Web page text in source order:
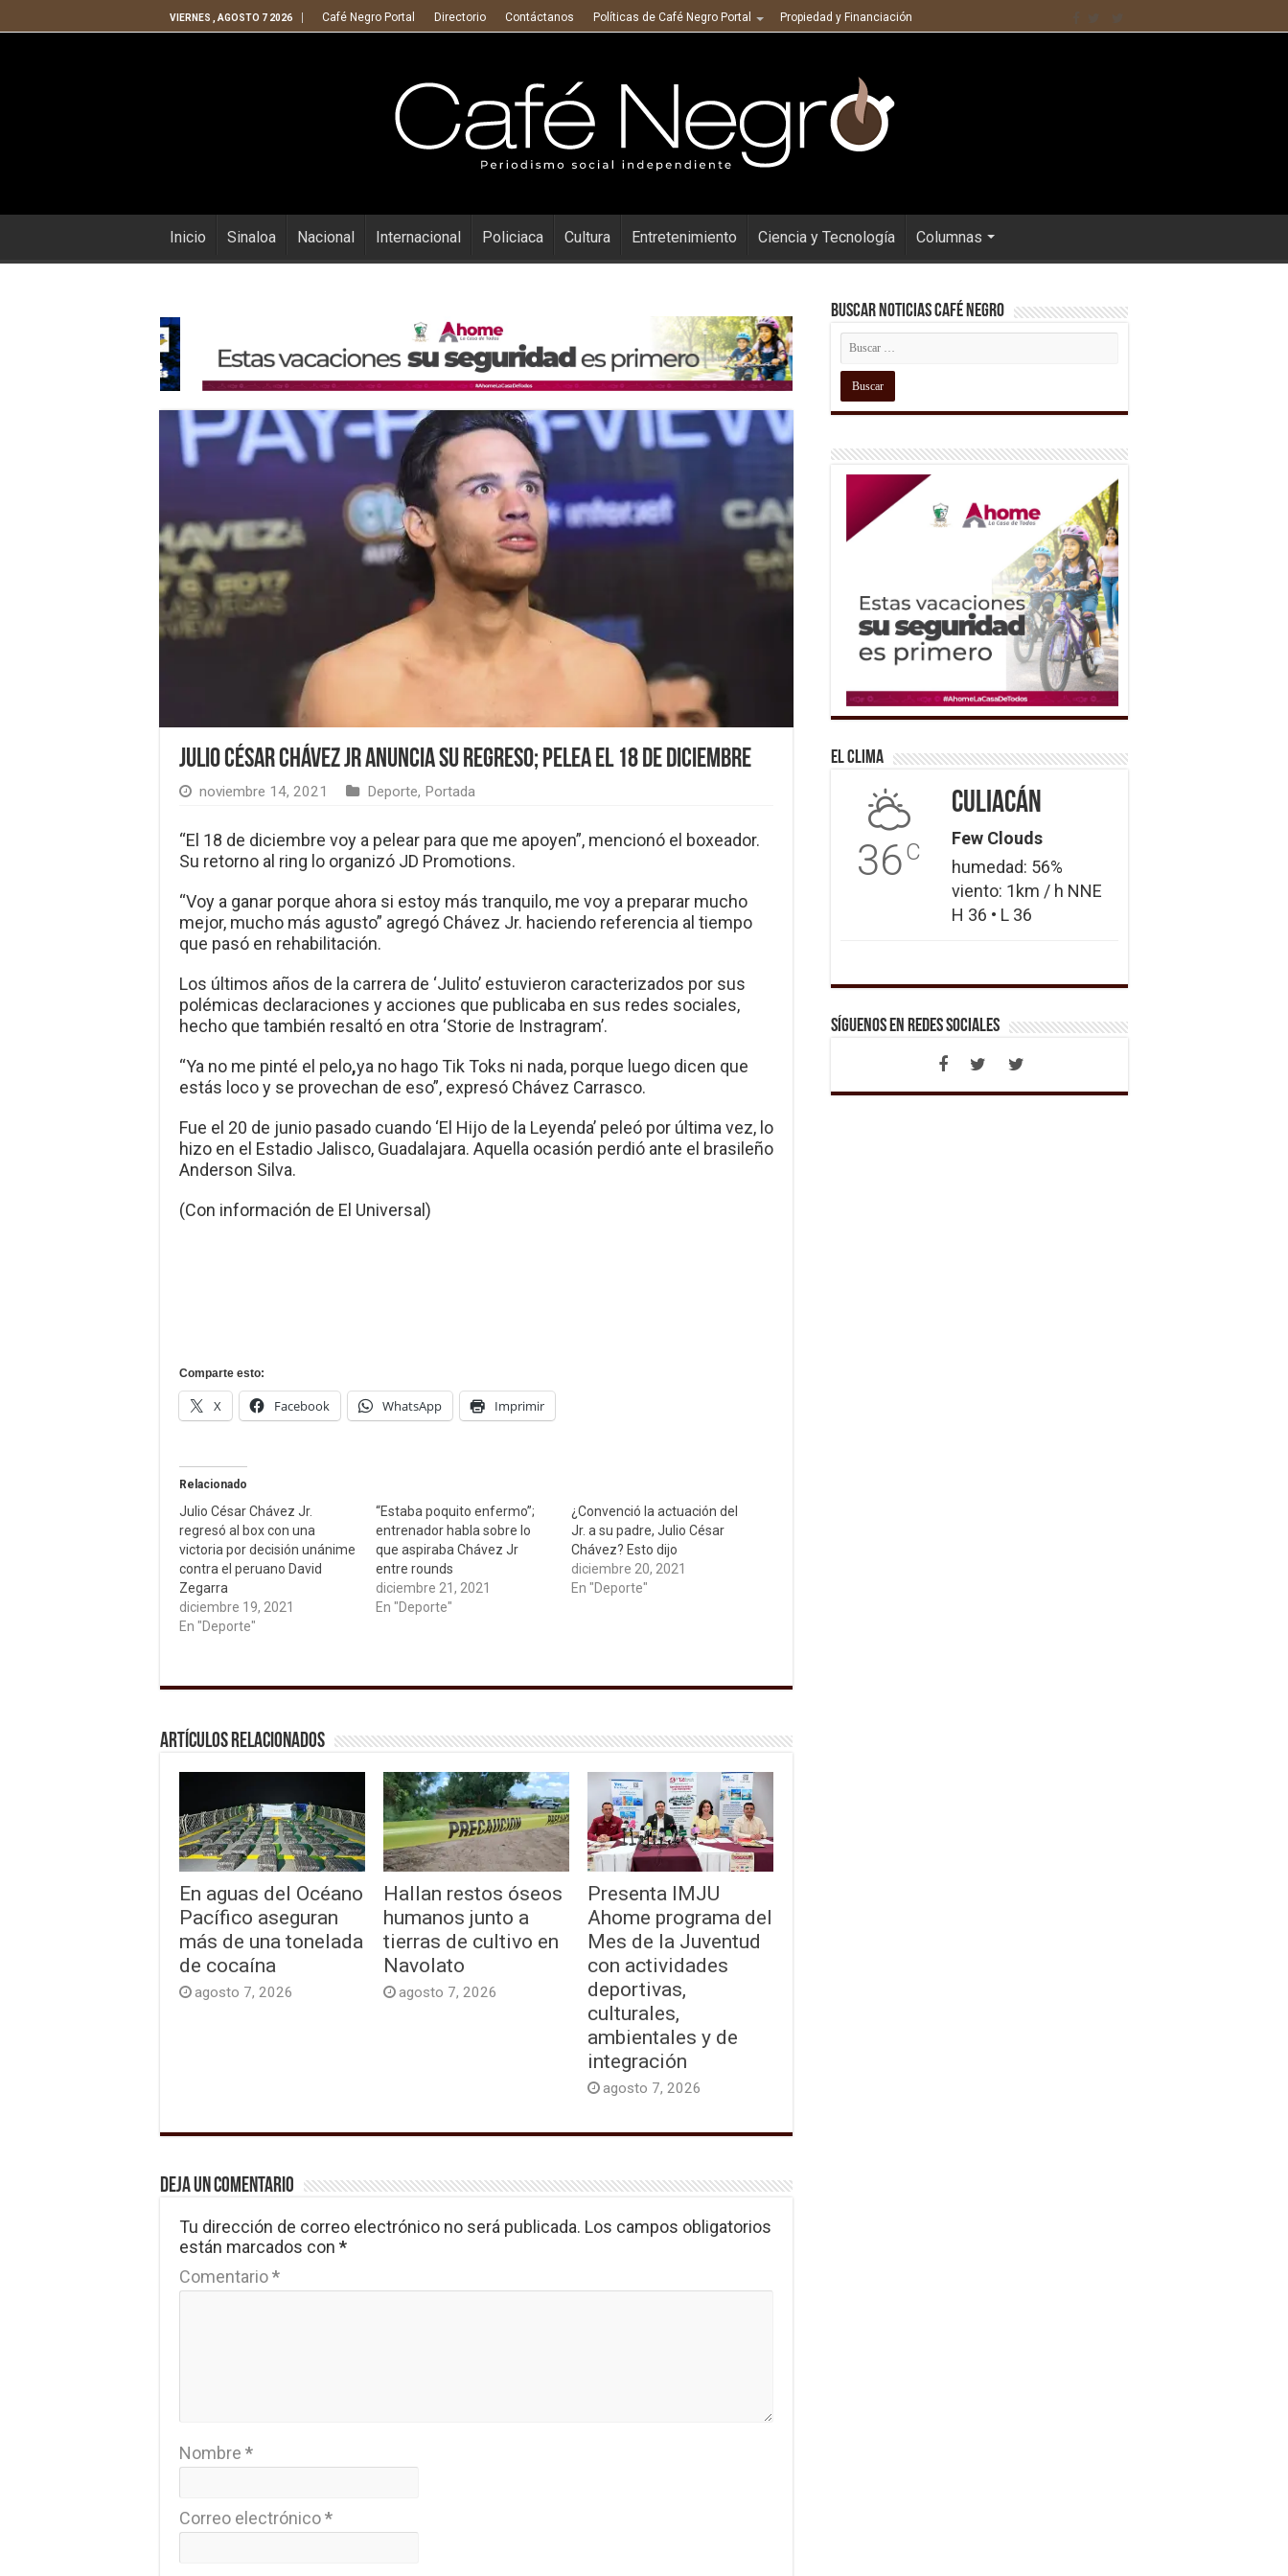
VIERNES , AGOSTO 7 2026 Café Negro Portal Directorio Contáctanos Políticas de Café Negro Portal Propiedad y Financiación
Inicio Sinaloa Nacional Internacional Policiaca Cultura Entretenimiento Ciencia y Tecnología Columnas
Julio César Chávez Jr anuncia su regreso; pelea el 18 de diciembre
noviembre 14, 2021 Deporte, Portada
“El 18 de diciembre voy a pelear para que me apoyen”, mencionó el boxeador.
Su retorno al ring lo organizó JD Promotions.
“Voy a ganar porque ahora si estoy más tranquilo, me voy a preparar mucho
mejor, mucho más agusto” agregó Chávez Jr. haciendo referencia al tiempo
que pasó en rehabilitación.
Los últimos años de la carrera de ‘Julito’ estuvieron caracterizados por sus
polémicas declaraciones y acciones que publicaba en sus redes sociales,
hecho que también resaltó en otra ‘Storie de Instragram’.
“Ya no me pinté el pelo,ya no hago Tik Toks ni nada, porque luego dicen que
estás loco y se provechan de eso”, expresó Chávez Carrasco.
Fue el 20 de junio pasado cuando ‘El Hijo de la Leyenda’ peleó por última vez, lo
hizo en el Estadio Jalisco, Guadalajara. Aquella ocasión perdió ante el brasileño
Anderson Silva.
(Con información de El Universal)
Comparte esto:
X Facebook WhatsApp Imprimir
Relacionado
Julio César Chávez Jr.
regresó al box con una
victoria por decisión unánime
contra el peruano David
Zegarra
diciembre 19, 2021
En "Deporte"
“Estaba poquito enfermo”;
entrenador habla sobre lo
que aspiraba Chávez Jr
entre rounds
diciembre 21, 2021
En "Deporte"
¿Convenció la actuación del
Jr. a su padre, Julio César
Chávez? Esto dijo
diciembre 20, 2021
En "Deporte"
Artículos relacionados
En aguas del Océano
Pacífico aseguran
más de una tonelada
de cocaína
agosto 7, 2026
Hallan restos óseos
humanos junto a
tierras de cultivo en
Navolato
agosto 7, 2026
Presenta IMJU
Ahome programa del
Mes de la Juventud
con actividades
deportivas,
culturales,
ambientales y de
integración
agosto 7, 2026
Deja un comentario
Tu dirección de correo electrónico no será publicada. Los campos obligatorios
están marcados con *
Comentario*
Nombre *
Correo electrónico*
Buscar Noticias Café Negro
El Clima
36C
Culiacán
Few Clouds
humedad: 56%
viento: 1km / h NNE
H 36 • L 36
Síguenos en Redes Sociales